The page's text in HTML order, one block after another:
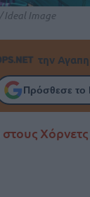
Ideal Image
την
Πρόσθεσε το